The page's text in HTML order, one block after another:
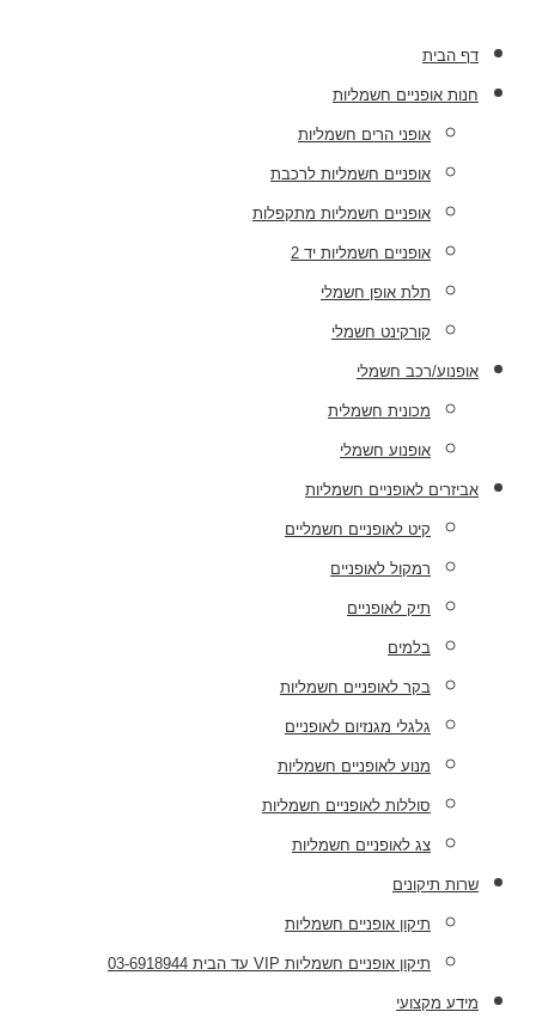
דף הבית
חנות אופניים חשמליות
אופני הרים חשמליות
אופניים חשמליות לרכבת
אופניים חשמליות מתקפלות
אופניים חשמליות יד 2
תלת אופן חשמלי
קורקינט חשמלי
אופנוע/רכב חשמלי
מכונית חשמלית
אופנוע חשמלי
אביזרים לאופניים חשמליות
קיט לאופניים חשמליים
רמקול לאופניים
תיק לאופניים
בלמים
בקר לאופניים חשמליות
גלגלי מגנזיום לאופניים
מנוע לאופניים חשמליות
סוללות לאופניים חשמליות
צג לאופניים חשמליות
שרות תיקונים
תיקון אופניים חשמליות
תיקון אופניים חשמליות VIP עד הבית 03-6918944
מידע מקצועי